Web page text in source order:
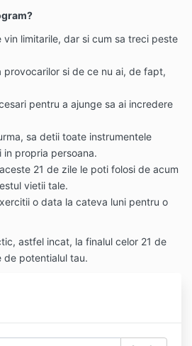
vin limitarile, dar si cum sa treci peste
provocarilor si de ce nu ai, de fapt,
pentru a ajunge sa ai incredere
sa detii toate instrumentele
in propria persoana.
21 de zile le poti folosi de acum
vietii tale.
o data la cateva luni pentru o
astfel incat, la finalul celor 21 de
de potentialul tau.